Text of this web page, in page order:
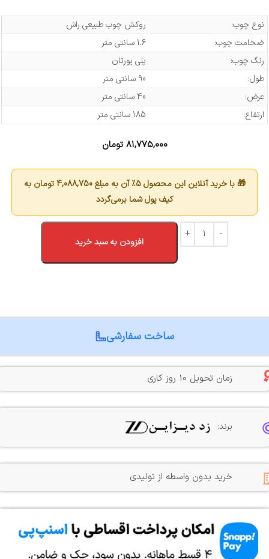
نوع چوب:
روکش چوب طبیعی راش
ضخامت چوب:
1.6 سانتی متر
رنگ چوب:
پلی یورتان
طول:
90 سانتی متر
عرض:
40 سانتی متر
ارتفاع:
185 سانتی متر
۸۱,۷۷۵,۰۰۰ تومان
🎁 با خرید آنلاین این محصول 5٪ آن به مبلغ 4,088,750تومان به
کیف پول شما برمی‌گردد
افزودن به سبد خرید
ساخت سفارشی
زمان تحویل 10 روز کاری
برند:
خرید بدون واسطه از تولیدی